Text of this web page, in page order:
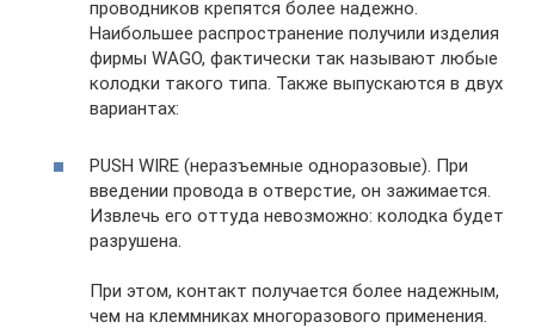
проводников крепятся более надежно.
Наибольшее распространение получили изделия
фирмы WAGO, фактически так называют любые
колодки такого типа. Также выпускаются в двух
вариантах:
PUSH WIRE (неразъемные одноразовые). При
введении провода в отверстие, он зажимается.
Извлечь его оттуда невозможно: колодка будет
разрушена.
При этом, контакт получается более надежным,
чем на клеммниках многоразового применения.